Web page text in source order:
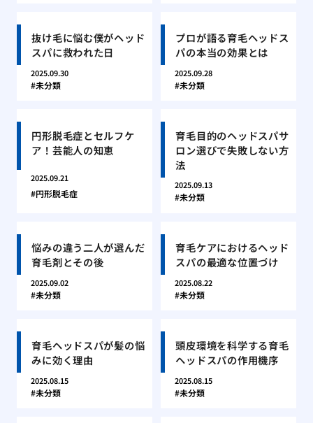
抜け毛に悩む僕がヘッド
スパに救われた日
2025.09.30
未分類
プロが語る育毛ヘッドス
パの本当の効果とは
2025.09.28
未分類
円形脱毛症とセルフケ
ア！芸能人の知恵
2025.09.21
円形脱毛症
育毛目的のヘッドスパサ
ロン選びで失敗しない方
法
2025.09.13
未分類
悩みの違う二人が選んだ
育毛剤とその後
2025.09.02
未分類
育毛ケアにおけるヘッド
スパの最適な位置づけ
2025.08.22
未分類
育毛ヘッドスパが髪の悩
みに効く理由
2025.08.15
未分類
頭皮環境を科学する育毛
ヘッドスパの作用機序
2025.08.15
未分類